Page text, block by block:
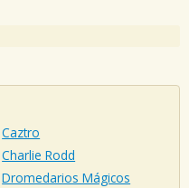
Caztro
Charlie Rodd
Dromedarios Mágicos